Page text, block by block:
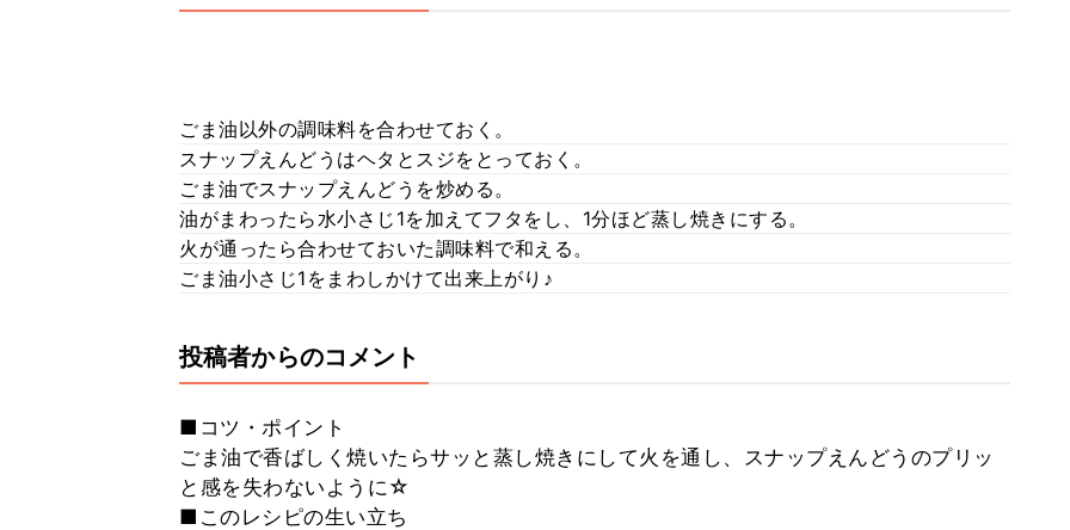
ごま油以外の調味料を合わせておく。
スナップえんどうはヘタとスジをとっておく。
ごま油でスナップえんどうを炒める。
油がまわったら水小さじ1を加えてフタをし、1分ほど蒸し焼きにする。
火が通ったら合わせておいた調味料で和える。
ごま油小さじ1をまわしかけて出来上がり♪
投稿者からのコメント
■コツ・ポイント
ごま油で香ばしく焼いたらサッと蒸し焼きにして火を通し、スナップえんどうのプリッ
と感を失わないように☆
■このレシピの生い立ち